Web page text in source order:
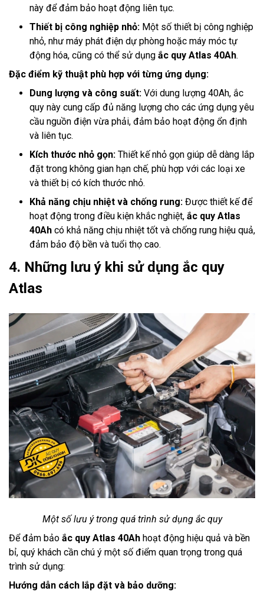
này để đảm bảo hoạt động liên tục.
Thiết bị công nghiệp nhỏ: Một số thiết bị công nghiệp
nhỏ, như máy phát điện dự phòng hoặc máy móc tự
động hóa, cũng có thể sử dụng ắc quy Atlas 40Ah.
Đặc điểm kỹ thuật phù hợp với từng ứng dụng:
Dung lượng và công suất: Với dung lượng 40Ah, ắc
quy này cung cấp đủ năng lượng cho các ứng dụng yêu
cầu nguồn điện vừa phải, đảm bảo hoạt động ổn định
và liên tục.
Kích thước nhỏ gọn: Thiết kế nhỏ gọn giúp dễ dàng lắp
đặt trong không gian hạn chế, phù hợp với các loại xe
và thiết bị có kích thước nhỏ.
Khả năng chịu nhiệt và chống rung: Được thiết kế để
hoạt động trong điều kiện khắc nghiệt, ắc quy Atlas
40Ah có khả năng chịu nhiệt tốt và chống rung hiệu quả,
đảm bảo độ bền và tuổi thọ cao.
4. Những lưu ý khi sử dụng ắc quy
Atlas
Một số lưu ý trong quá trình sử dụng ắc quy
Để đảm bảo ắc quy Atlas 40Ah hoạt động hiệu quả và bền
bỉ, quý khách cần chú ý một số điểm quan trọng trong quá
trình sử dụng:
Hướng dẫn cách lắp đặt và bảo dưỡng: